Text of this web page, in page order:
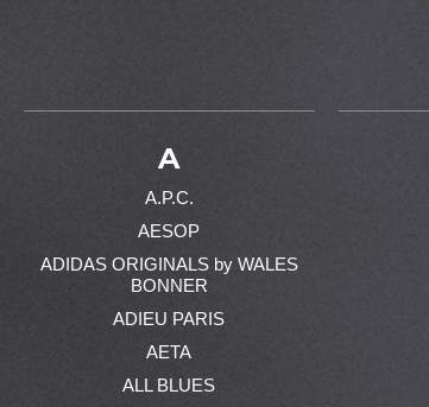
A
A.P.C.
AESOP
ADIDAS ORIGINALS by WALES
BONNER
ADIEU PARIS
AETA
ALL BLUES